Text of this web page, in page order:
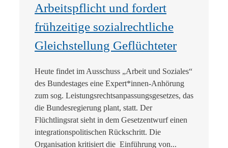
Arbeitspflicht und fordert
frühzeitige sozialrechtliche
Gleichstellung Geflüchteter
Heute findet im Ausschuss „Arbeit und Soziales“
des Bundestages eine Expert*innen-Anhörung
zum sog. Leistungsrechtsanpassungsgesetzes, das
die Bundesregierung plant, statt. Der
Flüchtlingsrat sieht in dem Gesetzentwurf einen
integrationspolitischen Rückschritt. Die
Organisation kritisiert die Einführung von...